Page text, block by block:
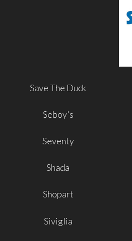
Save The Duck
Seboy's
Seventy
Shada
Shopart
Siviglia